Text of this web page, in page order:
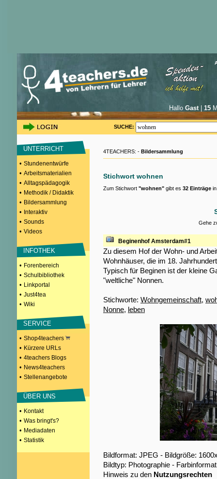
Hallo Gast| 15
SUCHE:
UNTERRICHT
• Stundenentwürfe
• Arbeitsmaterialien
• Alltagspädagogik
• Methodik / Didaktik
• Bildersammlung
• Interaktiv
• Sounds
• Videos
INFOTHEK
• Forenbereich
• Schulbibliothek
• Linkportal
• Just4tea
• Wiki
SERVICE
• Shop4teachers
• Kürzere URLs
• 4teachers Blogs
• News4teachers
• Stellenangebote
ÜBER UNS
• Kontakt
• Was bringt's?
• Mediadaten
• Statistik
4TEACHERS: - Bildersammlung
Stichwort wohnen
Zum Stichwort "wohnen" gibt es 32 Einträge
Gehe
Beginenhof Amsterdam#1
Zu diesem Hof der Wohn- und
Wohnhäuser, die im 18.
Typisch für Beginen ist der kleine
"weltliche" Nonnen.
Stichworte: Wohngemeinschaft,
Nonne, leben
Bildformat: JPEG - Bildgröße:
Bildtyp: Photographie -
Hinweis zu den Nutzungsrechten